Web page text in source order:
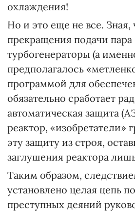
охлаждения!
Но и это еще не все. Зная,
прекращения подачи пара
турбогенераторы (а
предполагалось
программой для
обязательно сработает
автоматическая защита
реактор, «изобретатели»
эту защиту из строя,
заглушения реактора
Таким образом,
установлено целая цепь
преступных деяний